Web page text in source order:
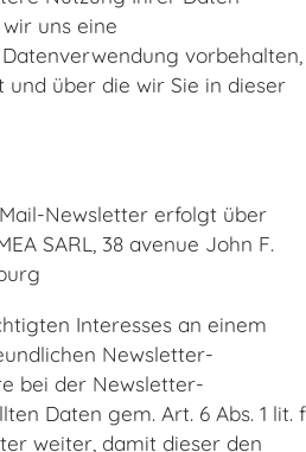
uns eine
vorbehalten,
über die wir Sie in dieser
Newsletter erfolgt über
SARL, 38 avenue John F.
Interesses an einem
Newsletter-
bei der Newsletter-
Daten gem. Art. 6 Abs. 1 lit. f
weiter, damit dieser den